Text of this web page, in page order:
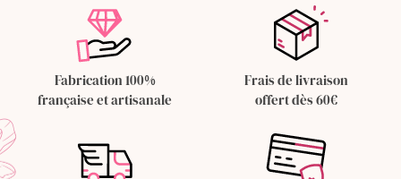
Fabrication 100%
française et artisanale
Frais de livraison
offert dès 60€